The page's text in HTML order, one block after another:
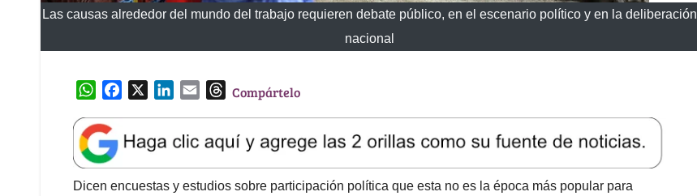
Las causas alrededor del mundo del trabajo requieren debate público, en el escenario político y en la deliberación
nacional
W
a
t
s
A
e
b
o
k
e
d
l
T
e
a
d
Compártelo
Dicen encuestas y estudios sobre participación política que esta no es la época más popular para